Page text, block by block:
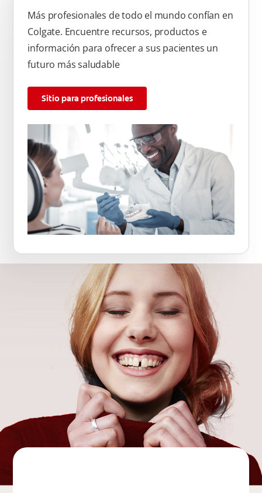
Más profesionales de todo el mundo confían en
Colgate. Encuentre recursos, productos e
información para ofrecer a sus pacientes un
futuro más saludable
Sitio para profesionales